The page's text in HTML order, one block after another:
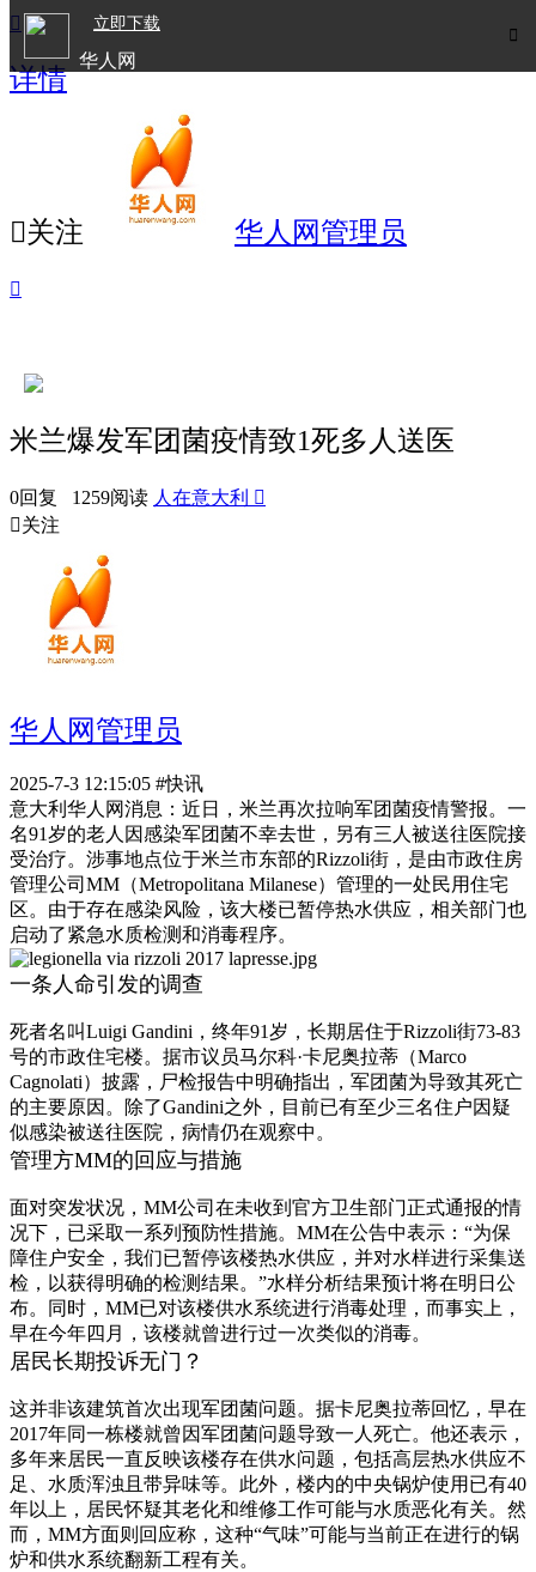

立即下载
华人网

详情
关注 华人网管理员

米兰爆发军团菌疫情致1死多人送医
0回复 1259阅读 人在意大利 
关注
华人网管理员
2025-7-3 12:15:05 #快讯
意大利华人网消息：近日，米兰再次拉响军团菌疫情警报。一
名91岁的老人因感染军团菌不幸去世，另有三人被送往医院接
受治疗。涉事地点位于米兰市东部的Rizzoli街，是由市政住房
管理公司MM（Metropolitana Milanese）管理的一处民用住宅
区。由于存在感染风险，该大楼已暂停热水供应，相关部门也
启动了紧急水质检测和消毒程序。
一条人命引发的调查
死者名叫Luigi Gandini，终年91岁，长期居住于Rizzoli街73-83
号的市政住宅楼。据市议员马尔科·卡尼奥拉蒂（Marco
Cagnolati）披露，尸检报告中明确指出，军团菌为导致其死亡
的主要原因。除了Gandini之外，目前已有至少三名住户因疑
似感染被送往医院，病情仍在观察中。
管理方MM的回应与措施
面对突发状况，MM公司在未收到官方卫生部门正式通报的情
况下，已采取一系列预防性措施。MM在公告中表示：“为保
障住户安全，我们已暂停该楼热水供应，并对水样进行采集送
检，以获得明确的检测结果。”水样分析结果预计将在明日公
布。同时，MM已对该楼供水系统进行消毒处理，而事实上，
早在今年四月，该楼就曾进行过一次类似的消毒。
居民长期投诉无门？
这并非该建筑首次出现军团菌问题。据卡尼奥拉蒂回忆，早在
2017年同一栋楼就曾因军团菌问题导致一人死亡。他还表示，
多年来居民一直反映该楼存在供水问题，包括高层热水供应不
足、水质浑浊且带异味等。此外，楼内的中央锅炉使用已有40
年以上，居民怀疑其老化和维修工作可能与水质恶化有关。然
而，MM方面则回应称，这种“气味”可能与当前正在进行的锅
炉和供水系统翻新工程有关。